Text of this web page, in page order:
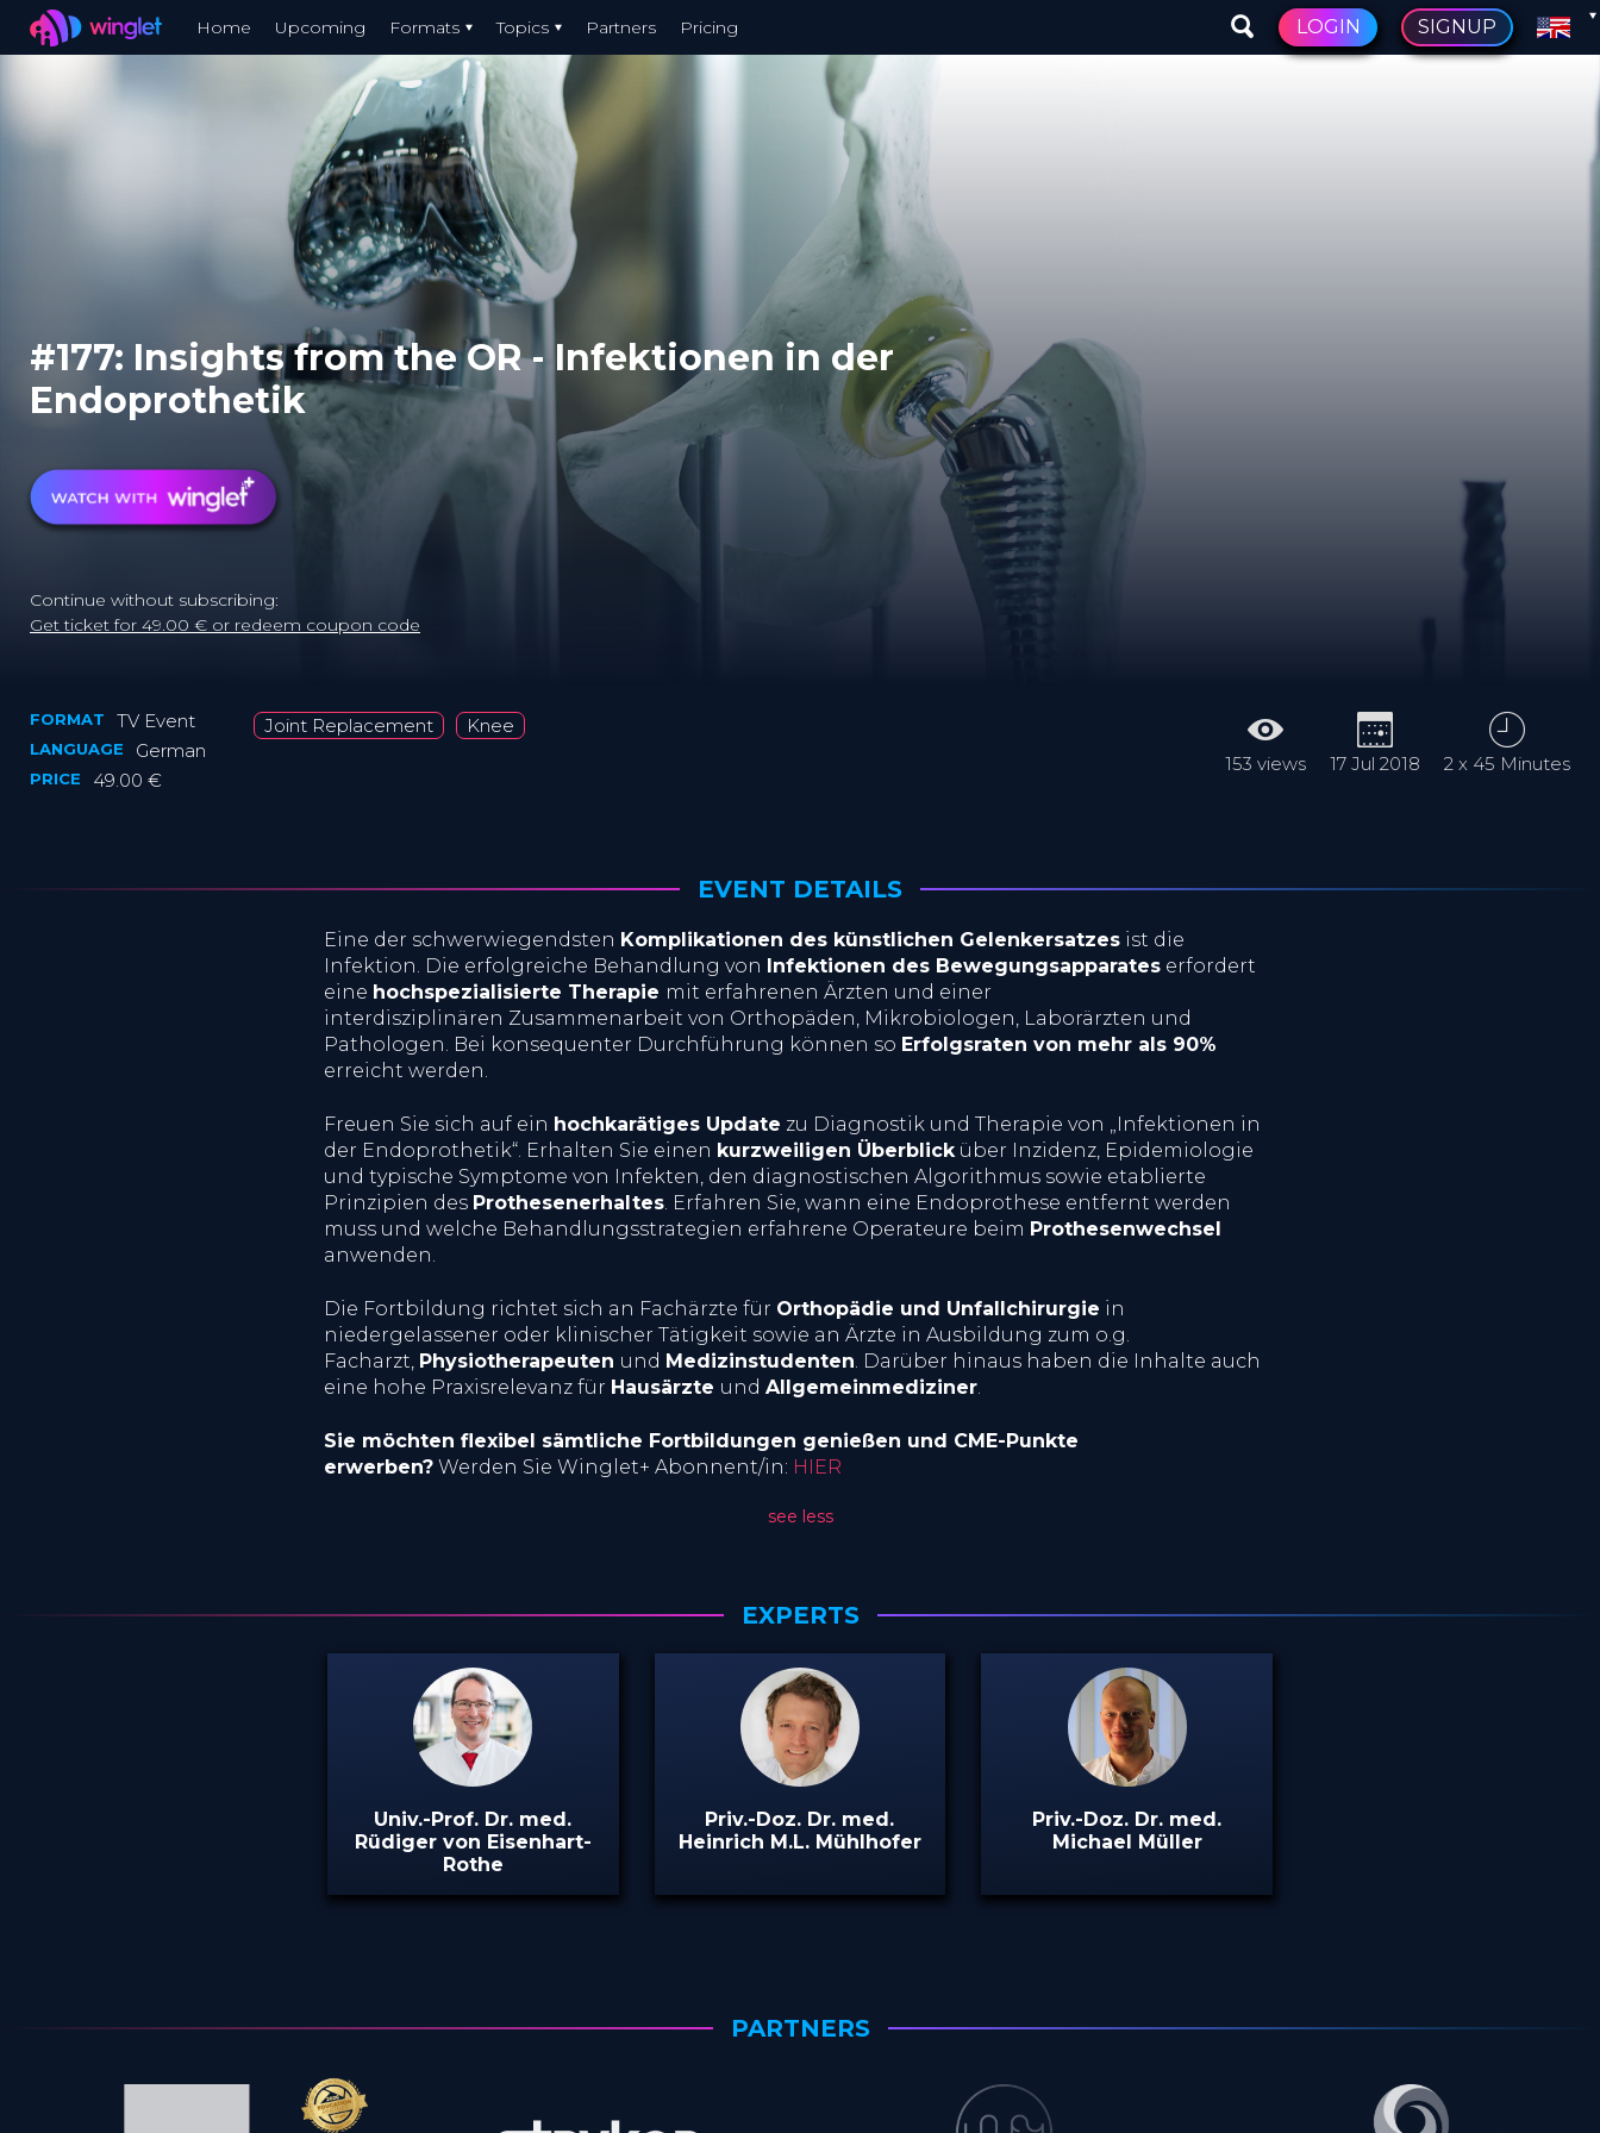
content
Winglet Home Upcoming Formats Topics Partners Pricing LOGIN SIGNUP
#177: Insights from the OR - Infektionen in der
Endoprothetik
Continue without subscribing:
Get ticket for 49.00 € or redeem coupon code
FORMAT TV Event
LANGUAGE German
PRICE 49.00 €
Joint Replacement
Knee
153 views
17 Jul 2018 2 x 45 Minutes
EVENT DETAILS
Eine der schwerwiegendsten Komplikationen des künstlichen Gelenkersatzes ist die
Infektion. Die erfolgreiche Behandlung von Infektionen des Bewegungsapparates erfordert
eine hochspezialisierte Therapie mit erfahrenen Ärzten und einer
interdisziplinären Zusammenarbeit von Orthopäden, Mikrobiologen, Laborärzten und
Pathologen. Bei konsequenter Durchführung können so Erfolgsraten von mehr als 90%
erreicht werden.
Freuen Sie sich auf ein hochkarätiges Update zu Diagnostik und Therapie von „Infektionen in
der Endoprothetik“. Erhalten Sie einen kurzweiligen Überblicküber Inzidenz, Epidemiologie
und typische Symptome von Infekten, den diagnostischen Algorithmus sowie etablierte
Prinzipien des Prothesenerhaltes. Erfahren Sie, wann eine Endoprothese entfernt werden
muss und welche Behandlungsstrategien erfahrene Operateure beim Prothesenwechsel
anwenden.
Die Fortbildung richtet sich an Fachärzte für Orthopädie und Unfallchirurgie in
niedergelassener oder klinischer Tätigkeit sowie an Ärzte in Ausbildung zum o.g.
Facharzt, Physiotherapeuten und Medizinstudenten . Darüber hinaus haben die Inhalte auch
eine hohe Praxisrelevanz für Hausärzte und Allgemeinmediziner
Sie möchten flexibel sämtliche Fortbildungen genießen und CME-Punkte
erwerben? Werden Sie Winglet+ Abonnent/in: HIER
see less
EXPERTS
Univ.-Prof. Dr. med.
Rüdiger von Eisenhart-
Rothe
Priv.-Doz. Dr. med.
Heinrich M.L. Mühlhofer
Priv.-Doz. Dr. med.
Michael Müller
PARTNERS